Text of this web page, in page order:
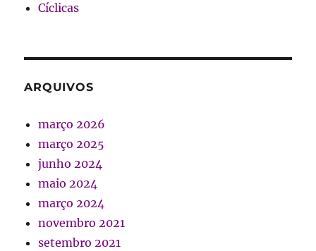
Cíclicas
ARQUIVOS
março 2026
março 2025
junho 2024
maio 2024
março 2024
novembro 2021
setembro 2021